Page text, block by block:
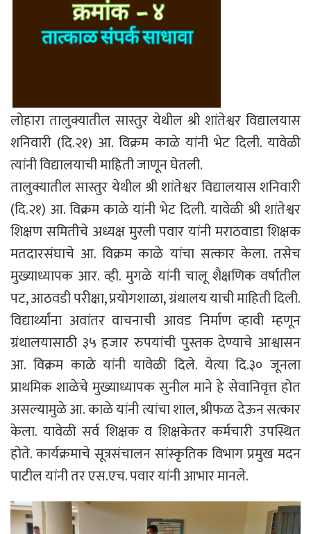
लोहारा तालुक्यातील सास्तुर येथील श्री शांतेश्वर विद्यालयास
शनिवारी (दि.२१) आ. विक्रम काळे यांनी भेट दिली. यावेळी
त्यांनी विद्यालयाची माहिती जाणून घेतली.
तालुक्यातील सास्तुर येथील श्री शांतेश्वर विद्यालयास शनिवारी
(दि.२१) आ. विक्रम काळे यांनी भेट दिली. यावेळी श्री शांतेश्वर
शिक्षण समितीचे अध्यक्ष मुरली पवार यांनी मराठवाडा शिक्षक
मतदारसंघाचे आ. विक्रम काळे यांचा सत्कार केला. तसेच
मुख्याध्यापक आर. व्ही. मुगळे यांनी चालू शैक्षणिक वर्षातील
पट, आठवडी परीक्षा, प्रयोगशाळा, ग्रंथालय याची माहिती दिली.
विद्यार्थ्यांना अवांतर वाचनाची आवड निर्माण व्हावी म्हणून
ग्रंथालयासाठी ३५ हजार रुपयांची पुस्तक देण्याचे आश्वासन
आ. विक्रम काळे यांनी यावेळी दिले. येत्या दि.३० जूनला
प्राथमिक शाळेचे मुख्याध्यापक सुनील माने हे सेवानिवृत्त होत
असल्यामुळे आ. काळे यांनी त्यांचा शाल, श्रीफळ देऊन सत्कार
केला. यावेळी सर्व शिक्षक व शिक्षकेतर कर्मचारी उपस्थित
होते. कार्यक्रमाचे सूत्रसंचालन सांस्कृतिक विभाग प्रमुख मदन
पाटील यांनी तर एस.एच. पवार यांनी आभार मानले.